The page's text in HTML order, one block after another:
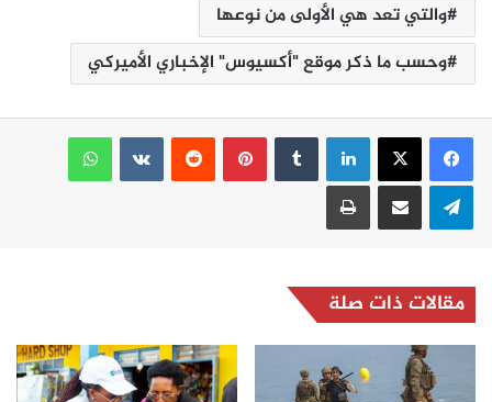
والتي تعد هي الأولى من نوعها
وحسب ما ذكر موقع "أكسيوس" الإخباري الأميركي
لينكدإن بينتيريست
واتساب
تيلقرام مشاركة عبر البريد طباعة
مقالات ذات صلة